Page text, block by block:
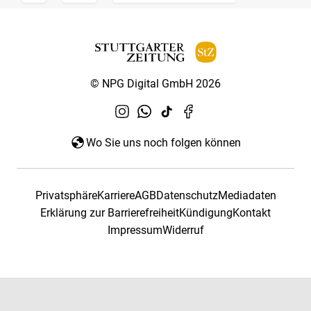
© NPG Digital GmbH 2026
Wo Sie uns noch folgen können
PrivatsphäreKarriereAGBDatenschutzMediadaten
Erklärung zur BarrierefreiheitKündigungKontakt
ImpressumWiderruf